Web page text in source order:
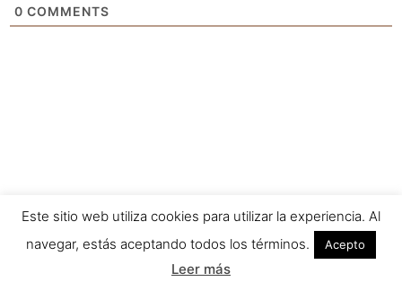
0 COMMENTS
Este sitio web utiliza cookies para utilizar la experiencia. Al
navegar, estás aceptando todos los términos.
Acepto
Leer más